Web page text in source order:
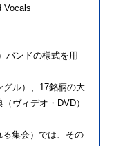
Vocals
バンドの様式を用
グル）、17銘柄の大
ヴィデオ・DVD）
集会）では、その